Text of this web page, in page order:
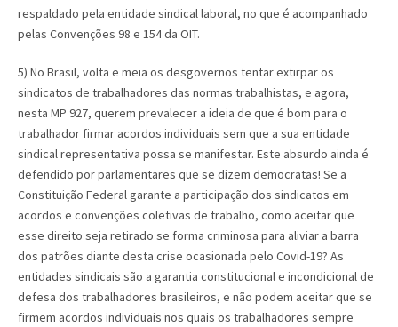
respaldado pela entidade sindical laboral, no que é acompanhado
pelas Convenções 98 e 154 da OIT.
5) No Brasil, volta e meia os desgovernos tentar extirpar os
sindicatos de trabalhadores das normas trabalhistas, e agora,
nesta MP 927, querem prevalecer a ideia de que é bom para o
trabalhador firmar acordos individuais sem que a sua entidade
sindical representativa possa se manifestar. Este absurdo ainda é
defendido por parlamentares que se dizem democratas! Se a
Constituição Federal garante a participação dos sindicatos em
acordos e convenções coletivas de trabalho, como aceitar que
esse direito seja retirado se forma criminosa para aliviar a barra
dos patrões diante desta crise ocasionada pelo Covid-19? As
entidades sindicais são a garantia constitucional e incondicional de
defesa dos trabalhadores brasileiros, e não podem aceitar que se
firmem acordos individuais nos quais os trabalhadores sempre